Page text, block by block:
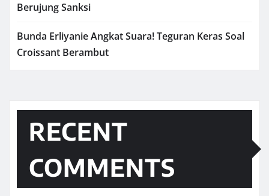
Berujung Sanksi
Bunda Erliyanie Angkat Suara! Teguran Keras Soal
Croissant Berambut
RECENT
COMMENTS